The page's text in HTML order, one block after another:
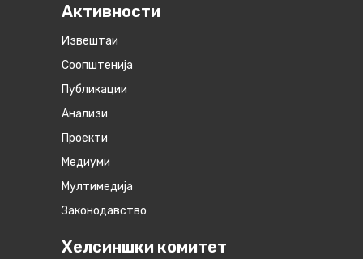
Активности
Извештаи
Соопштенија
Публикации
Анализи
Проекти
Медиуми
Мултимедија
Законодавство
Хелсиншки комитет